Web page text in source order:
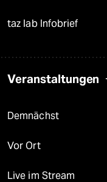
taz lab Infobrief
Veranstaltungen
Demnächst
Vor Ort
Live im Stream